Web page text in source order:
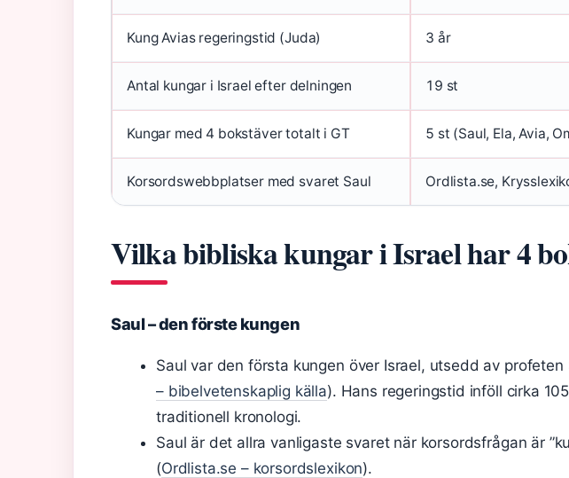
Kung Avias regeringstid (Juda) 3 år
Antal kungar i Israel efter delningen 19 st
Kungar med 4 bokstäver totalt i GT 5 st (Saul, Ela, Avia,
Korsordswebbplatser med svaret Saul Ordlista.se,
Vilka bibliska kungar i Israel har 4
Saul – den förste kungen
Saul var den första kungen över Israel, utsedd av profeten
– bibelvetenskaplig källa). Hans regeringstid inföll cirka
traditionell kronologi.
Saul är det allra vanligaste svaret när korsordsfrågan är
(Ordlista.se – korsordslexikon).